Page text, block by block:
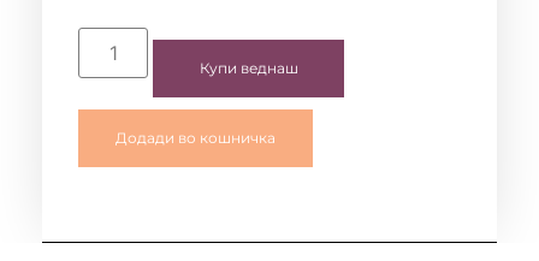
Купи веднаш
Додади во кошничка